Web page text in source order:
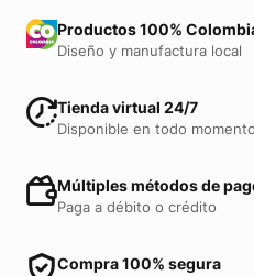
Productos 100%
Diseño y manufactura local
Tienda virtual 24/7
Disponible en todo momento
Múltiples métodos de
Paga a débito o crédito
Compra 100% segura